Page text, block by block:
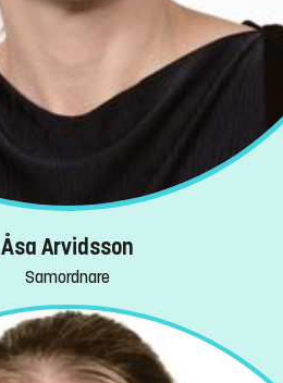
Åsa Arvidsson
Samordnare